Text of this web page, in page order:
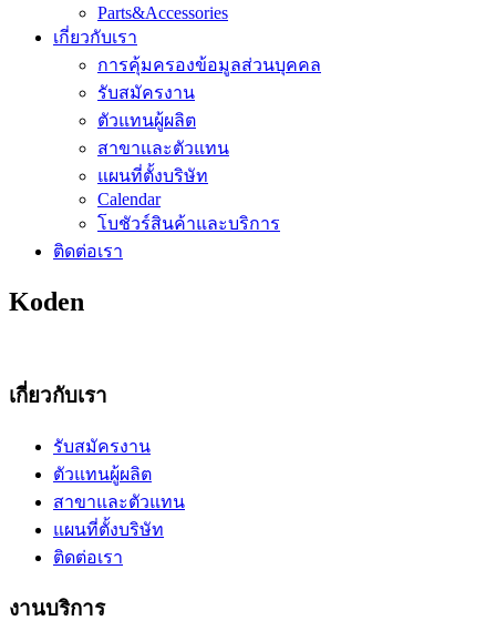
Parts&Accessories
เกี่ยวกับเรา
การคุ้มครองข้อมูลส่วนบุคคล
รับสมัครงาน
ตัวแทนผู้ผลิต
สาขาและตัวแทน
แผนที่ตั้งบริษัท
Calendar
โบชัวร์สินค้าและบริการ
ติดต่อเรา
Koden
เกี่ยวกับเรา
รับสมัครงาน
ตัวแทนผู้ผลิต
สาขาและตัวแทน
แผนที่ตั้งบริษัท
ติดต่อเรา
งานบริการ